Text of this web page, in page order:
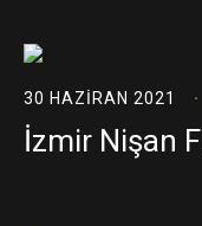
30 HAZIRAN 2021
İzmir Nişan